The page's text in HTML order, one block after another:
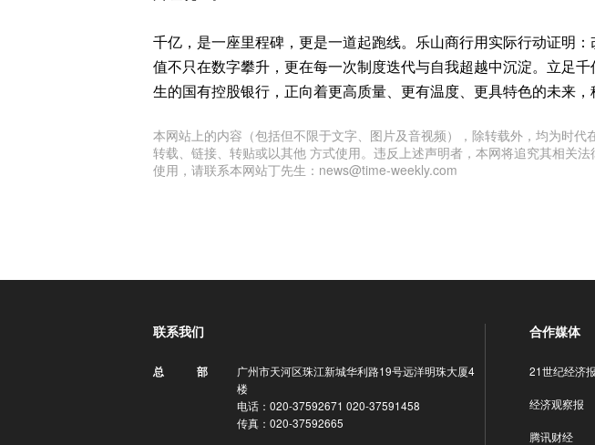
千亿，是一座里程碑，更是一道起跑线。乐山商行用实际行动证明
值不只在数字攀升，更在每一次制度迭代与自我超越中沉淀。立足
生的国有控股银行，正向着更高质量、更有温度、更具特色的未来，
本网站上的内容（包括但不限于文字、图片及音视频），除转载外，均为时代
转载、链接、转贴或以其他 方式使用。违反上述声明者，本网将追究其相关
使用，请联系本网站丁先生：news@time-weekly.com
联系我们
总 部
广州市天河区珠江新城华利路19号远洋明珠大厦4
楼
电话：020-37592671 020-37591458
传真：020-37592665
合作媒体
21世纪经济
经济观察报
腾讯财经